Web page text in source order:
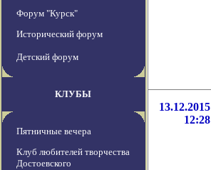
Форум "Курск"
Исторический форум
Детский форум
КЛУБЫ
Пятничные вечера
Клуб любителей творчества
Достоевского
13.12.2015
12:28